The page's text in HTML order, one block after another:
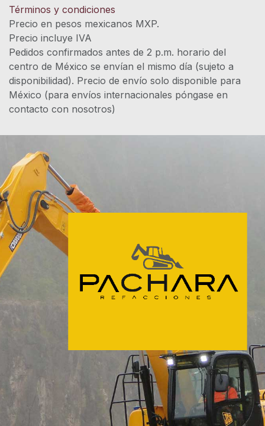
Términos y condiciones
Precio en pesos mexicanos MXP.
Precio incluye IVA
Pedidos confirmados antes de 2 p.m. horario del
centro de México se envían el mismo día (sujeto a
disponibilidad). Precio de envío solo disponible para
México (para envíos internacionales póngase en
contacto con nosotros)